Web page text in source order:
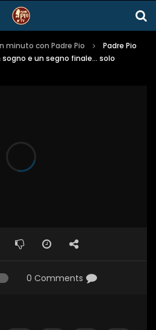
minuto con Padre Pio
Padre Pio
e un segno finale… solo
0 Comments